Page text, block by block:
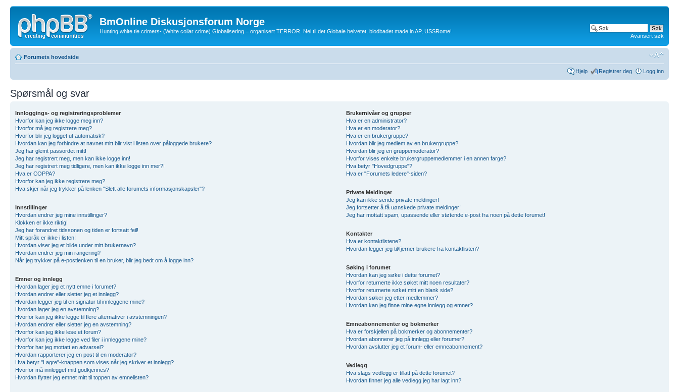
BmOnline Diskusjonsforum Norge
Hunting white tie crimers- (White collar crime) Globalisering = organisert TERROR. Nei til det Globale helvetet, blodbadet made in AP, USSRome!
Avansert søk
Forumets hovedside
Hjelp Registrer deg Logg inn
Spørsmål og svar
Innloggings- og registreringsproblemer
Hvorfor kan jeg ikke logge meg inn?
Hvorfor må jeg registrere meg?
Hvorfor blir jeg logget ut automatisk?
Hvordan kan jeg forhindre at navnet mitt blir vist i listen over påloggede brukere?
Jeg har glemt passordet mitt!
Jeg har registrert meg, men kan ikke logge inn!
Jeg har registrert meg tidligere, men kan ikke logge inn mer?!
Hva er COPPA?
Hvorfor kan jeg ikke registrere meg?
Hva skjer når jeg trykker på lenken "Slett alle forumets informasjonskapsler"?
Innstillinger
Hvordan endrer jeg mine innstillinger?
Klokken er ikke riktig!
Jeg har forandret tidssonen og tiden er fortsatt feil!
Mitt språk er ikke i listen!
Hvordan viser jeg et bilde under mitt brukernavn?
Hvordan endrer jeg min rangering?
Når jeg trykker på e-postlenken til en bruker, blir jeg bedt om å logge inn?
Emner og innlegg
Hvordan lager jeg et nytt emne i forumet?
Hvordan endrer eller sletter jeg et innlegg?
Hvordan legger jeg til en signatur til innleggene mine?
Hvordan lager jeg en avstemning?
Hvorfor kan jeg ikke legge til flere alternativer i avstemningen?
Hvordan endrer eller sletter jeg en avstemning?
Hvorfor kan jeg ikke lese et forum?
Hvorfor kan jeg ikke legge ved filer i innleggene mine?
Hvorfor har jeg mottatt en advarsel?
Hvordan rapporterer jeg en post til en moderator?
Hva betyr "Lagre"-knappen som vises når jeg skriver et innlegg?
Hvorfor må innlegget mitt godkjennes?
Hvordan flytter jeg emnet mitt til toppen av emnelisten?
Brukernivåer og grupper
Hva er en administrator?
Hva er en moderator?
Hva er en brukergruppe?
Hvordan blir jeg medlem av en brukergruppe?
Hvordan blir jeg en gruppemoderator?
Hvorfor vises enkelte brukergruppemedlemmer i en annen farge?
Hva betyr "Hovedgruppe"?
Hva er "Forumets ledere"-siden?
Private Meldinger
Jeg kan ikke sende private meldinger!
Jeg fortsetter å få uønskede private meldinger!
Jeg har mottatt spam, upassende eller støtende e-post fra noen på dette forumet!
Kontakter
Hva er kontaktlistene?
Hvordan legger jeg til/fjerner brukere fra kontaktlisten?
Søking i forumet
Hvordan kan jeg søke i dette forumet?
Hvorfor returnerte ikke søket mitt noen resultater?
Hvorfor returnerte søket mitt en blank side?
Hvordan søker jeg etter medlemmer?
Hvordan kan jeg finne mine egne innlegg og emner?
Emneabonnementer og bokmerker
Hva er forskjellen på bokmerker og abonnementer?
Hvordan abonnerer jeg på innlegg eller forumer?
Hvordan avslutter jeg et forum- eller emneabonnement?
Vedlegg
Hva slags vedlegg er tillatt på dette forumet?
Hvordan finner jeg alle vedlegg jeg har lagt inn?